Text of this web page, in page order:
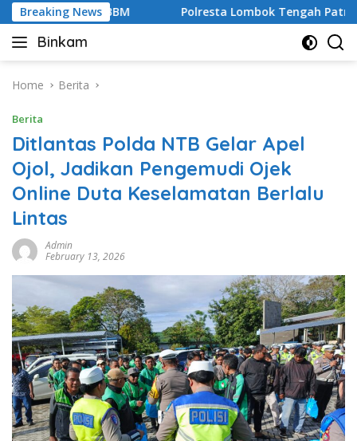
Skip
to
content
Breaking News
BBM Polresta Lombok Tengah Patroli Cegah
Binkam
Home Berita
Berita
Ditlantas Polda NTB Gelar Apel
Ojol, Jadikan Pengemudi Ojek
Online Duta Keselamatan Berlalu
Lintas
Admin
February 13, 2026